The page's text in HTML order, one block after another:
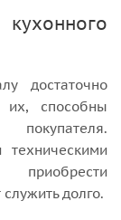
достаточно
их, способны
долго.